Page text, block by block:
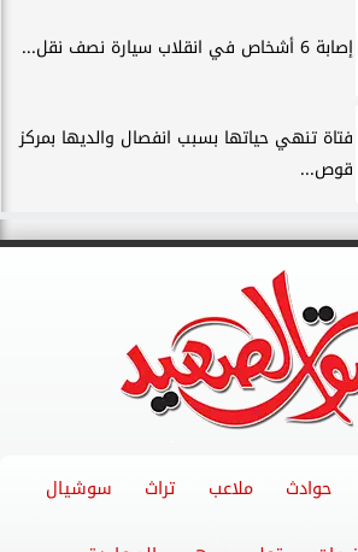
إصابة 6 أشخاص في انقلاب سيارة نصف نقل...
فتاة تنهي حياتها بسبب انفصال والديها بمركز
قوص...
حوادث ملاعب تراث سوشيال